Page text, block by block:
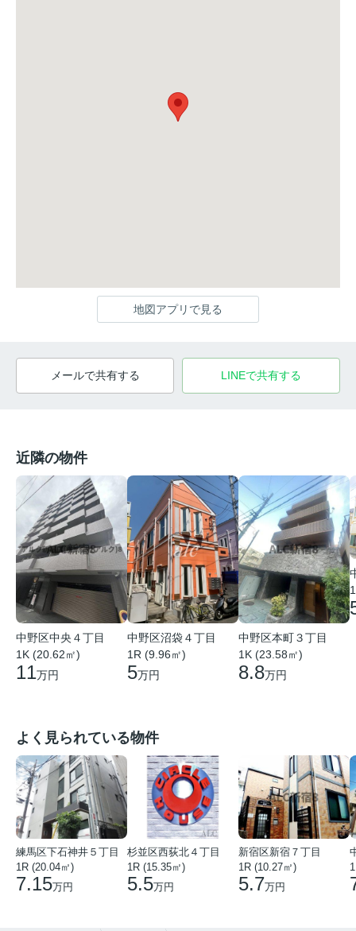
地図アプリで見る
メールで共有する LINEで共有する
近隣の物件
中野区中央４丁目
1K (20.62㎡)
11万円
中野区沼袋４丁目
1R (9.96㎡)
5万円
中野区本町３丁目
1K (23.58㎡)
8.8万円
よく見られている物件
練馬区下石神井５丁目
1R (20.04㎡)
7.15万円
杉並区西荻北４丁目
1R (15.35㎡)
5.5万円
新宿区新宿７丁目
1R (10.27㎡)
5.7万円